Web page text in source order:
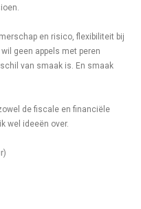
en risico, flexibiliteit bij
geen appels met peren
van smaak is. En smaak
de fiscale en financiële
wel ideeën over.